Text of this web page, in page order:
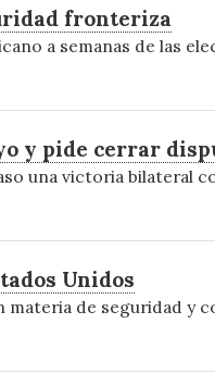
fronteriza
a semanas de las
y pide cerrar
una victoria bilateral
Unidos
de seguridad y